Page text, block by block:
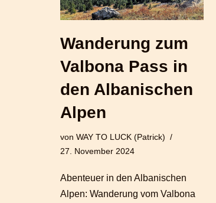
Wanderung zum
Valbona Pass in
den Albanischen
Alpen
von WAY TO LUCK (Patrick)
27. November 2024
Abenteuer in den Albanischen
Alpen: Wanderung vom Valbona